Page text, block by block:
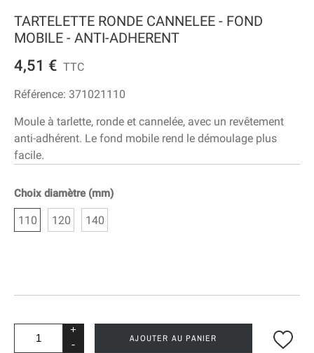
TARTELETTE RONDE CANNELEE - FOND
MOBILE - ANTI-ADHERENT
4,51 € TTC
Référence: 371021110
Moule à tarlette, ronde et cannelée, avec un revêtement
anti-adhérent. Le fond mobile rend le démoulage plus
facile.
Choix diamètre (mm)
110 120 140
+
-
AJOUTER AU PANIER